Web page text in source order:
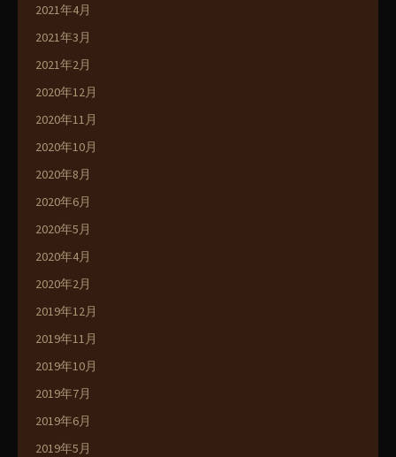
2021年4月
2021年3月
2021年2月
2020年12月
2020年11月
2020年10月
2020年8月
2020年6月
2020年5月
2020年4月
2020年2月
2019年12月
2019年11月
2019年10月
2019年7月
2019年6月
2019年5月